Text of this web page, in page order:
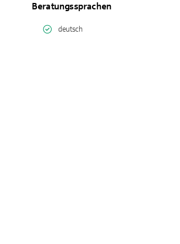
Beratungssprachen
deutsch